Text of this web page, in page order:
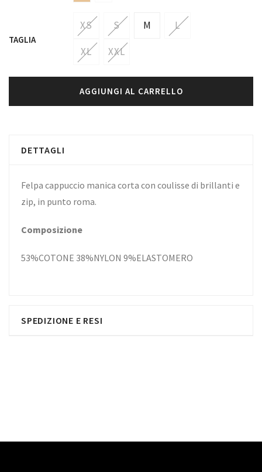
TAGLIA
XS S M L
XL XXL
AGGIUNGI AL CARRELLO
DETTAGLI
Felpa cappuccio manica corta con coulisse di brillanti e
zip, in punto roma.
Composizione
53%COTONE 38%NYLON 9%ELASTOMERO
SPEDIZIONE E RESI